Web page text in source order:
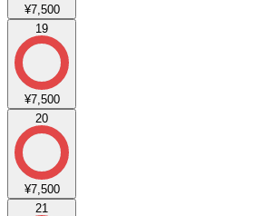
¥7,500
19
¥7,500
20
¥7,500
21